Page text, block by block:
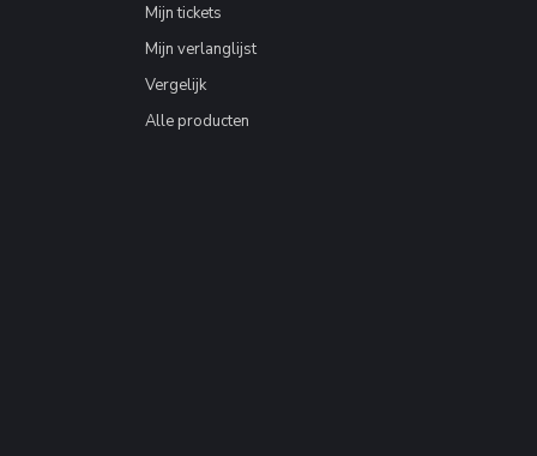
Mijn tickets
Mijn verlanglijst
Vergelijk
Alle producten